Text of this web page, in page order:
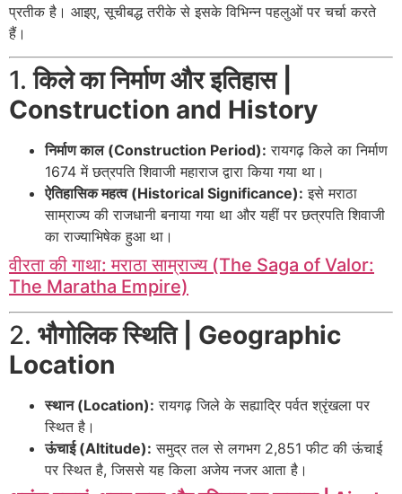
प्रतीक है। आइए, सूचीबद्ध तरीके से इसके विभिन्न पहलुओं पर चर्चा करते
हैं।
1.किले का निर्माण और इतिहास |
Construction and History
निर्माण काल (Construction Period): रायगढ़ किले का निर्माण
1674 में छत्रपति शिवाजी महाराज द्वारा किया गया था।
ऐतिहासिक महत्व (Historical Significance): इसे मराठा
साम्राज्य की राजधानी बनाया गया था और यहीं पर छत्रपति शिवाजी
का राज्याभिषेक हुआ था।
वीरता की गाथा: मराठा साम्राज्य (The Saga of Valor:
The Maratha Empire)
2. भौगोलिक स्थिति | Geographic
Location
स्थान (Location): रायगढ़ जिले के सह्याद्रि पर्वत श्रृंखला पर
स्थित है।
ऊंचाई (Altitude): समुद्र तल से लगभग 2,851 फीट की ऊंचाई
पर स्थित है, जिससे यह किला अजेय नजर आता है।